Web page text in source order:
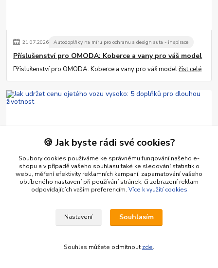
21.07.2026 Autodoplňky na míru pro ochranu a design auta - inspirace
Příslušenství pro OMODA: Koberce a vany pro váš model
Příslušenství pro OMODA: Koberce a vany pro váš modelčíst celé
01.07.2026 Návody, rady, typy pro řidiče pro klidnou jízdu a cestování
Jak udržet cenu ojetého vozu vysoko: 5 doplňků pro
Chystáte se za pár let prodat auto? Těchto 5 věcí vám pomůže
číst celé
🍪 Jak byste rádi své cookies?
Soubory cookies používáme ke správnému fungování našeho e-
shopu a v případě vašeho souhlasu také ke sledování statistik o
webu, měření efektivity reklamních kampaní, zapamatování vašeho
oblíbeného nastavení při používání stránek, či zobrazení reklam
odpovídajících vašim preferencím. Více k využití cookies
Nastavení Souhlasím
Souhlas můžete odmítnout zde.